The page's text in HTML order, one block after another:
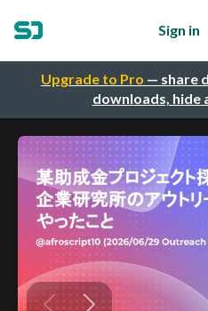
Upgrade to Pro — share
downloads, hide
Sign in